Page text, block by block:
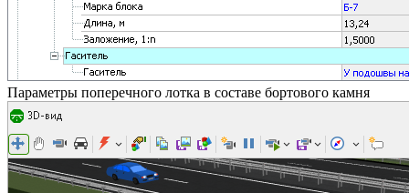
Параметры поперечного лотка в составе бортового камня